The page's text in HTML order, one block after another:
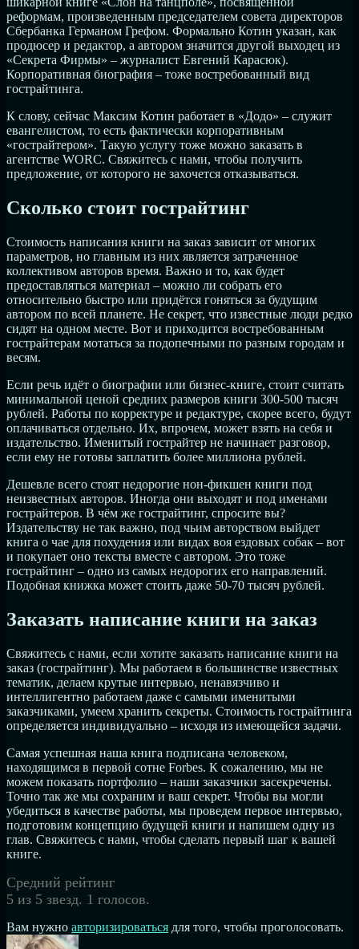
реформам, произведенным председателем совета директоров
Сбербанка Германом Грефом. Формально Котин указан, как
продюсер и редактор, а автором значится другой выходец из
«Секрета Фирмы» – журналист Евгений Карасюк).
Корпоративная биография – тоже востребованный вид
гострайтинга.
К слову, сейчас Максим Котин работает в «Додо» – служит
евангелистом, то есть фактически корпоративным
«гострайтером». Такую услугу тоже можно заказать в
агентстве WORC. Свяжитесь с нами, чтобы получить
предложение, от которого не захочется отказываться.
Сколько стоит гострайтинг
Стоимость написания книги на заказ зависит от многих
параметров, но главным из них является затраченное
коллективом авторов время. Важно и то, как будет
предоставляться материал – можно ли собрать его
относительно быстро или придётся гоняться за будущим
автором по всей планете. Не секрет, что известные люди редко
сидят на одном месте. Вот и приходится востребованным
гострайтерам мотаться за подопечными по разным городам и
весям.
Если речь идёт о биографии или бизнес-книге, стоит считать
минимальной ценой средних размеров книги 300-500 тысяч
рублей. Работы по корректуре и редактуре, скорее всего, будут
оплачиваться отдельно. Их, впрочем, может взять на себя и
издательство. Именитый гострайтер не начинает разговор,
если ему не готовы заплатить более миллиона рублей.
Дешевле всего стоят недорогие нон-фикшен книги под
неизвестных авторов. Иногда они выходят и под именами
гострайтеров. В чём же гострайтинг, спросите вы?
Издательству не так важно, под чьим авторством выйдет
книга о чае для похудения или видах воя ездовых собак – вот
и покупает оно тексты вместе с автором. Это тоже
гострайтинг – одно из самых недорогих его направлений.
Подобная книжка может стоить даже 50-70 тысяч рублей.
Заказать написание книги на заказ
Свяжитесь с нами, если хотите заказать написание книги на
заказ (гострайтинг). Мы работаем в большинстве известных
тематик, делаем крутые интервью, ненавязчиво и
интеллигентно работаем даже с самыми именитыми
заказчиками, умеем хранить секреты. Стоимость гострайтинга
определяется индивидуально – исходя из имеющейся задачи.
Самая успешная наша книга подписана человеком,
находящимся в первой сотне Forbes. К сожалению, мы не
можем показать портфолио – наши заказчики засекречены.
Точно так же мы сохраним и ваш секрет. Чтобы вы могли
убедиться в качестве работы, мы проведем первое интервью,
подготовим концепцию будущей книги и напишем одну из
глав. Свяжитесь с нами, чтобы сделать первый шаг к вашей
книге.
Средний рейтинг
5 из 5 звезд. 1 голосов.
Вам нужно авторизироваться для того, чтобы проголосовать.